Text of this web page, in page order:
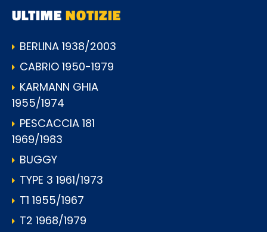
ULTIMENOTIZIE
BERLINA 1938/2003
CABRIO 1950-1979
KARMANN GHIA
1955/1974
PESCACCIA 181
1969/1983
BUGGY
TYPE 3 1961/1973
T1 1955/1967
T2 1968/1979